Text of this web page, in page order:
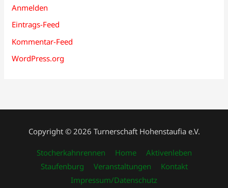
Anmelden
Eintrags-Feed
Kommentar-Feed
WordPress.org
Copyright © 2026 Turnerschaft Hohenstaufia e.V.
Stocherkahnrennen Home
Aktivenleben
Staufenburg
Veranstaltungen
Kontakt
Impressum/Datenschutz